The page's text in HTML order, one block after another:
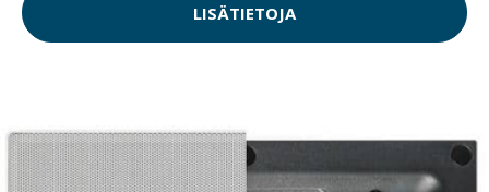
LISÄTIETOJA